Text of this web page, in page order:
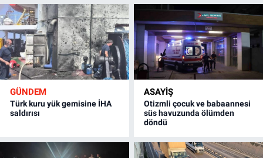
GÜNDEM
Türk kuru yük gemisine İHA
saldırısı
ASAYİŞ
Otizmli çocuk ve babaannesi
süs havuzunda ölümden
döndü